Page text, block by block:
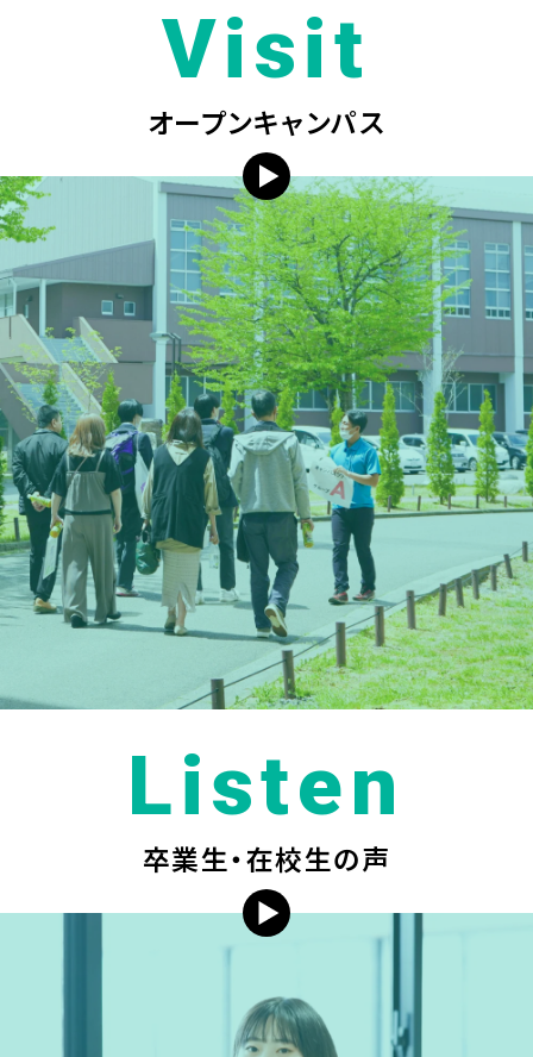
Visit
オープンキャンパス
Listen
卒業生・在校生の声